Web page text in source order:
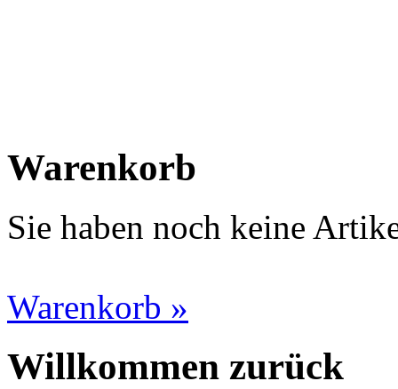
Warenkorb
Sie haben noch keine
Warenkorb »
Willkommen zurück